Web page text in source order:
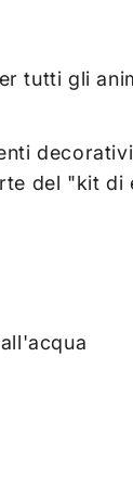
tutti gli
del "kit